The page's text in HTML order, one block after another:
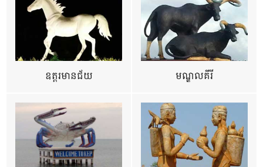
ឧត្ដរមានជ័យ មណ្ឌលគីរី